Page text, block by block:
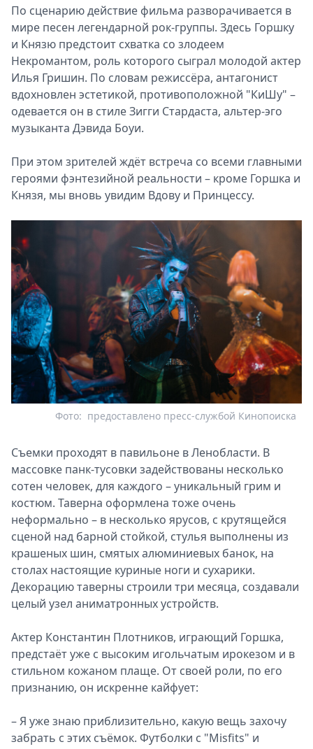
По сценарию действие фильма разворачивается в
мире песен легендарной рок-группы. Здесь Горшку
и Князю предстоит схватка со злодеем
Некромантом, роль которого сыграл молодой актер
Илья Гришин. По словам режиссёра, антагонист
вдохновлен эстетикой, противоположной "КиШу" –
одевается он в стиле Зигги Стардаста, альтер-эго
музыканта Дэвида Боуи.
При этом зрителей ждёт встреча со всеми главными
героями фэнтезийной реальности – кроме Горшка и
Князя, мы вновь увидим Вдову и Принцессу.
предоставлено пресс-службой Кинопоиска
Фото:
Съемки проходят в павильоне в Ленобласти. В
массовке панк-тусовки задействованы несколько
сотен человек, для каждого – уникальный грим и
костюм. Таверна оформлена тоже очень
неформально – в несколько ярусов, с крутящейся
сценой над барной стойкой, стулья выполнены из
крашеных шин, смятых алюминиевых банок, на
столах настоящие куриные ноги и сухарики.
Декорацию таверны строили три месяца, создавали
целый узел аниматронных устройств.
Актер Константин Плотников, играющий Горшка,
предстаёт уже с высоким игольчатым ирокезом и в
стильном кожаном плаще. От своей роли, по его
признанию, он искренне кайфует:
– Я уже знаю приблизительно, какую вещь захочу
забрать с этих съёмок. Футболки с "Misfits" и